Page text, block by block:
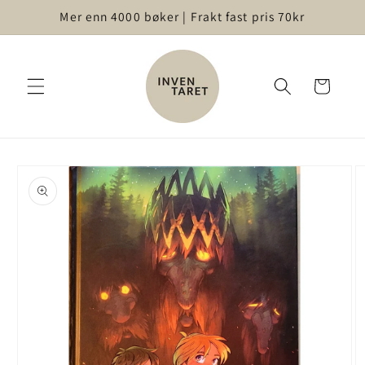
innholdet
Mer enn 4000 bøker | Frakt fast pris 70kr
Handlekurv